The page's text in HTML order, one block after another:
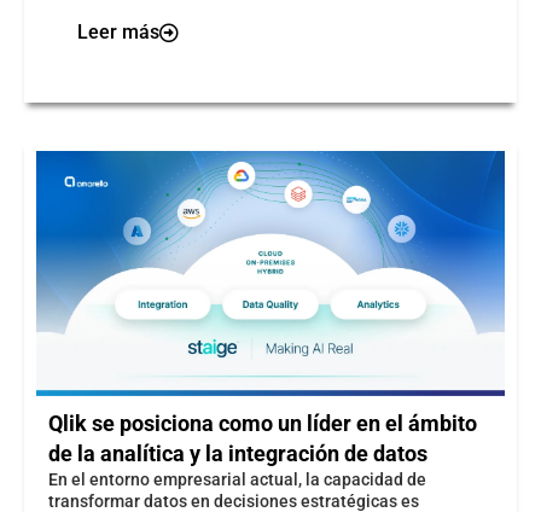
Leer más
Qlik se posiciona como un líder en el ámbito
de la analítica y la integración de datos​
​En el entorno empresarial actual, la capacidad de
transformar datos en decisiones estratégicas es